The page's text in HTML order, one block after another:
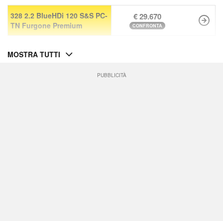
328 2.2 BlueHDi 120 S&S PC-
TN Furgone Premium
€ 29.670
CONFRONTA
MOSTRA TUTTI
PUBBLICITÀ